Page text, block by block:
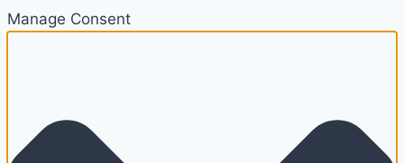
Manage Consent